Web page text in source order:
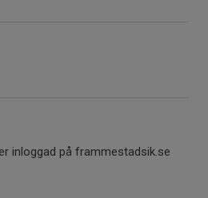
inloggad på frammestadsik.se